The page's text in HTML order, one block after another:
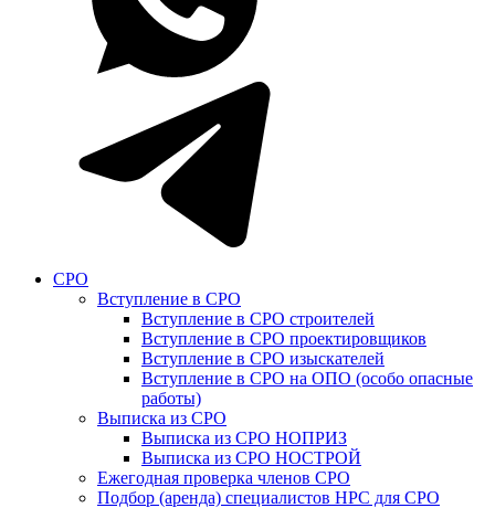
СРО
Вступление в СРО
Вступление в СРО строителей
Вступление в СРО проектировщиков
Вступление в СРО изыскателей
Вступление в СРО на ОПО (особо опасные
работы)
Выписка из СРО
Выписка из СРО НОПРИЗ
Выписка из СРО НОСТРОЙ
Ежегодная проверка членов СРО
Подбор (аренда) специалистов НРС для СРО